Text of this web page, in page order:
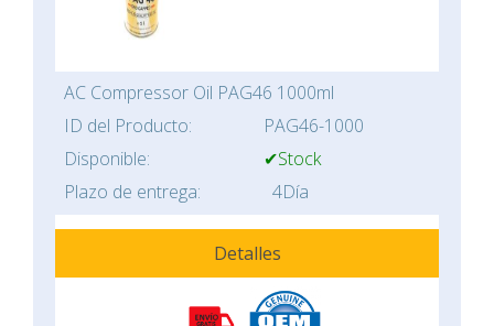
AC Compressor Oil PAG46 1000ml
ID del Producto:
PAG46-1000
Disponible:
✔Stock
Plazo de entrega:
4Día
Detalles